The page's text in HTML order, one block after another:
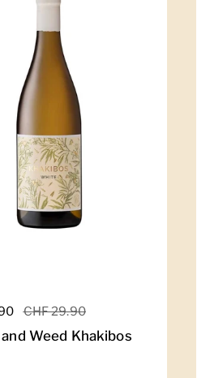
Preis
Sale-Preis
CHF 29.90
Weed Khakibos